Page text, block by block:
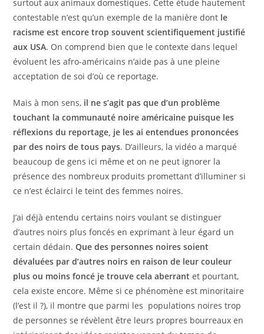
surtout aux animaux domestiques. Cette étude hautement
contestable n’est qu’un exemple de la manière dont le
racisme est encore trop souvent scientifiquement justifié
aux USA. On comprend bien que le contexte dans lequel
évoluent les afro-américains n’aide pas à une pleine
acceptation de soi d’où ce reportage.
Mais à mon sens, il ne s’agit pas que d’un problème
touchant la communauté noire américaine puisque les
réflexions du reportage, je les ai entendues prononcées
par des noirs de tous pays. D’ailleurs, la vidéo a marqué
beaucoup de gens ici même et on ne peut ignorer la
présence des nombreux produits promettant d’illuminer si
ce n’est éclairci le teint des femmes noires.
J’ai déjà entendu certains noirs voulant se distinguer
d’autres noirs plus foncés en exprimant à leur égard un
certain dédain. Que des personnes noires soient
dévaluées par d’autres noirs en raison de leur couleur
plus ou moins foncé je trouve cela aberrant et pourtant,
cela existe encore. Même si ce phénomène est minoritaire
(l’est il ?), il montre que parmi les populations noires trop
de personnes se révèlent être leurs propres bourreaux en